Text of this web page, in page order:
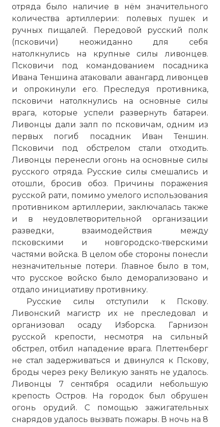
отряда было наличие в нём значительного
количества артиллерии: полевых пушек и
ручных пищалей. Передовой русский полк
(псковичи) неожиданно для себя
натолкнулись на крупные силы ливонцев.
Псковичи под командованием посадника
Ивана Теншина атаковали авангард ливонцев
и опрокинули его. Преследуя противника,
псковичи натолкнулись на основные силы
врага, которые успели развернуть батареи.
Ливонцы дали залп по псковичам, одним из
первых погиб посадник Иван Теншин.
Псковичи под обстрелом стали отходить.
Ливонцы перенесли огонь на основные силы
русского отряда. Русские силы смешались и
отошли, бросив обоз. Причины поражения
русской рати, помимо умелого использования
противником артиллерии, заключалась также
и в неудовлетворительной организации
разведки, взаимодействия между
псковскими и новгородско-тверскими
частями войска. В целом обе стороны понесли
незначительные потери. Главное было в том,
что русское войско было деморализовано и
отдало инициативу противнику.
Русские силы отступили к Пскову.
Ливонский магистр их не преследовал и
организовал осаду Изборска. Гарнизон
русской крепости, несмотря на сильный
обстрел, отбил нападение врага. Плеттенберг
не стал задерживаться и двинулся к Пскову,
броды через реку Великую занять не удалось.
Ливонцы 7 сентября осадили небольшую
крепость Остров. На городок был обрушен
огонь орудий. С помощью зажигательных
снарядов удалось вызвать пожары. В ночь на 8